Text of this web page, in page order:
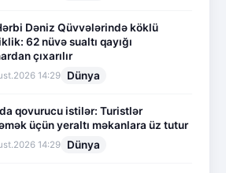
Dəniz Qüvvələrində köklü
62 nüvə sualtı qayığı
çıxarılır
14:29 Dünya
qovurucu istilər: Turistlər
üçün yeraltı məkanlara üz tutur
14:29 Dünya